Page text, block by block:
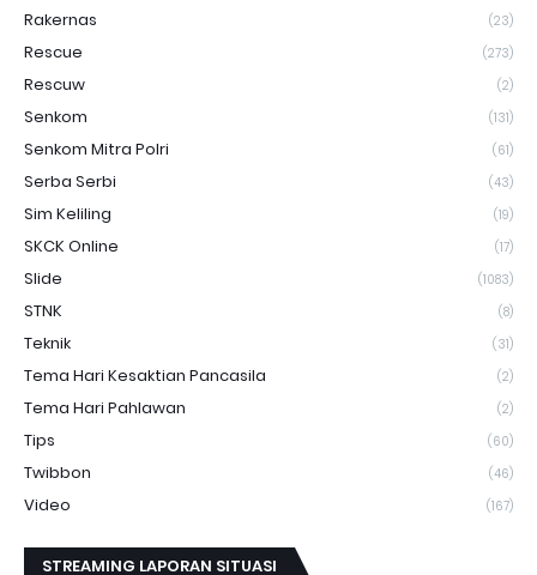
Rakernas (23)
Rescue (273)
Rescuw (2)
Senkom (131)
Senkom Mitra Polri (61)
Serba Serbi (43)
Sim Keliling (19)
SKCK Online (17)
Slide (1083)
STNK (8)
Teknik (31)
Tema Hari Kesaktian Pancasila (2)
Tema Hari Pahlawan (2)
Tips (60)
Twibbon (46)
Video (167)
STREAMING LAPORAN SITUASI